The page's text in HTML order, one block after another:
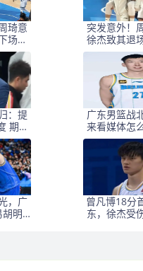
琦意
场，
陷入
突发意外！
徐杰致其退
东队后续
：提
期待
家队
广东男篮战
来看媒体怎
赵睿
，广
明
解
曾凡博18分
东，徐杰受